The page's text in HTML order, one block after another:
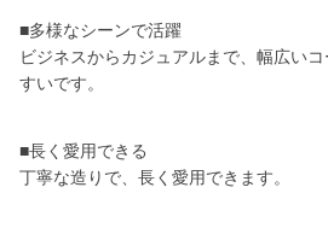
■多様なシーンで活躍
ビジネスからカジュアルまで、幅広い
すいです。
■長く愛用できる
丁寧な造りで、長く愛用できます。